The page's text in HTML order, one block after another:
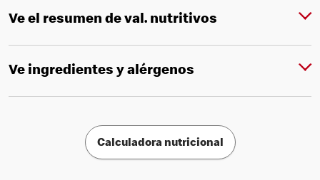
Ve el resumen de val. nutritivos
Ve ingredientes y alérgenos
Calculadora nutricional